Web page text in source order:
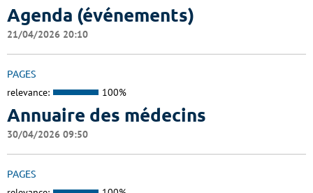
Agenda (événements)
21/04/2026 20:10
PAGES
relevance: 100%
Annuaire des médecins
30/04/2026 09:50
PAGES